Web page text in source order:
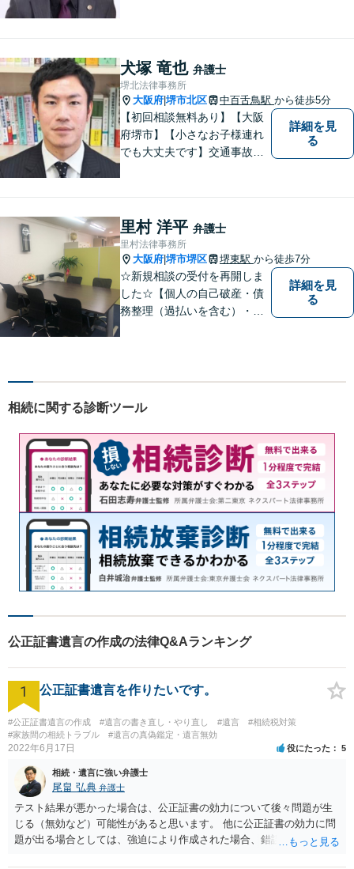
確かつスピーディーに進め、
ご相談様にとって最適なご提
案ができるよう努めます。
犬塚 竜也 弁護士
堺北法律事務所
大阪府 堺市北区 中百舌鳥駅 から徒歩5分
【初回相談無料あり】【大阪
府堺市】【小さなお子様連れ
でも大丈夫です】交通事故、
詳細を見
る
里村 洋平 弁護士
里村法律事務所
大阪府 堺市堺区 堺東駅 から徒歩7分
☆新規相談の受付を再開しま
した☆【個人の自己破産・債
務整理（過払いを含む）・法
回相談無料（特に時間制限は
分】【分割払い・法テラス利
用もご相談下さい】
詳細を見
る
相続に関する診断ツール
公正証書遺言の作成の法律Q&Aランキング
1 公正証書遺言を作りたいです。
#公正証書遺言の作成 #遺言の書き直し・やり直し #遺言
#相続税対策
#家族間の相続トラブル
#遺言の真偽鑑定・遺言無効
2022年6月17日 役にたった 5
相続・遺言に強い弁護士
尾畠 弘典 弁護士
テスト結果が悪かった場合は、公正証書の効力について後々問題が生
じる（無効など）可能性があると思います。 他に公正証書の効力に問
題が出る場合としては、強迫により作成された場合、錯誤（勘違い）